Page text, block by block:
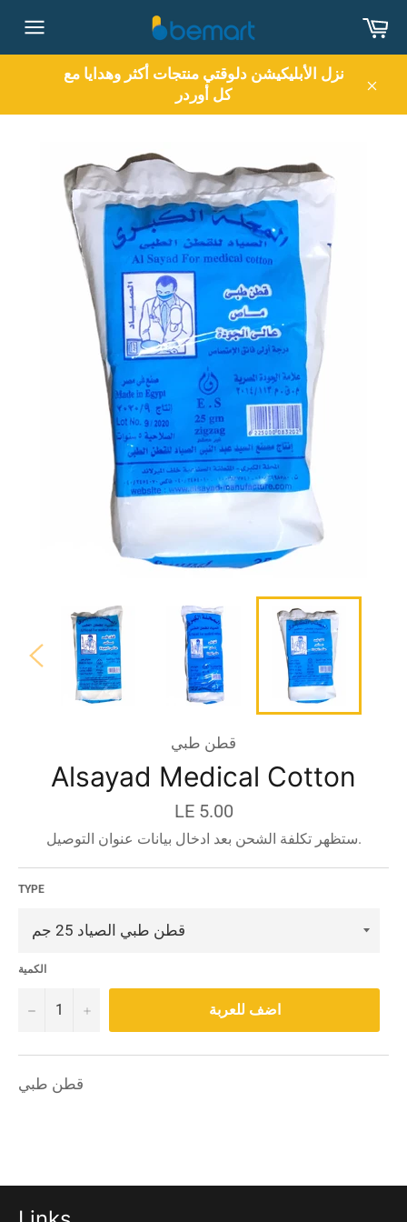
content
نزل الأبليكيشن دلوقتي منتجات أكثر وهدايا مع
كل أوردر
قطن طبي
Alsayad Medical Cotton
السعر
قبل
الخصم
LE 5.00
ستظهر تكلفة الشحن بعد ادخال بيانات عنوان التوصيل.
TYPE
الكمية
− + اضف للعربة
قطن طبي